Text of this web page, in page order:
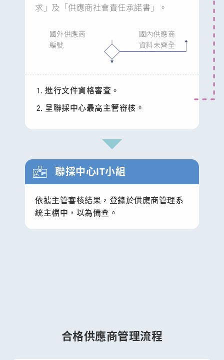
求」及「供應商社會責任承諾書」。
國外供應商
編號
國內供應商
資料未齊全
進行文件資格審查。
呈聯採中心最高主管審核。
聯採中心IT小組
依據主管審核結果，登錄於供應商管理系
統主檔中，以為備查。
合格供應商管理流程